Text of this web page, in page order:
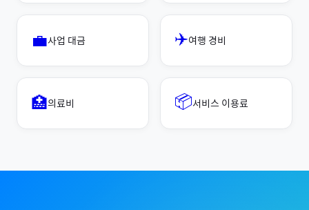
💼사업 대금 ✈️여행 경비
🏥의료비 📦서비스 이용료